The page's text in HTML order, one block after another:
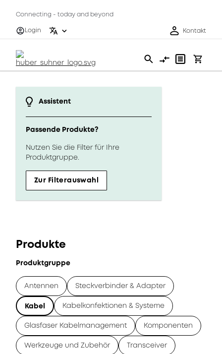
Connecting - today and beyond
Login
Kontakt
Assistent
Passende Produkte?
Nutzen Sie die Filter für Ihre
Produktgruppe.
Zur Filterauswahl
Produkte
Produktgruppe
Antennen Steckverbinder & Adapter
Kabel Kabelkonfektionen & Systeme
Glasfaser Kabelmanagement Komponenten
Werkzeuge und Zubehör Transceiver